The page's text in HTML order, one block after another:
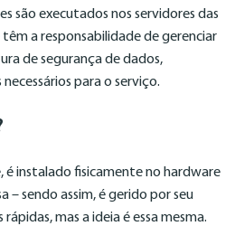
são executados nos servidores das
a responsabilidade de gerenciar
de segurança de dados,
para o serviço.
é instalado fisicamente no hardware
– sendo assim, é gerido por seu
mas a ideia é essa mesma.